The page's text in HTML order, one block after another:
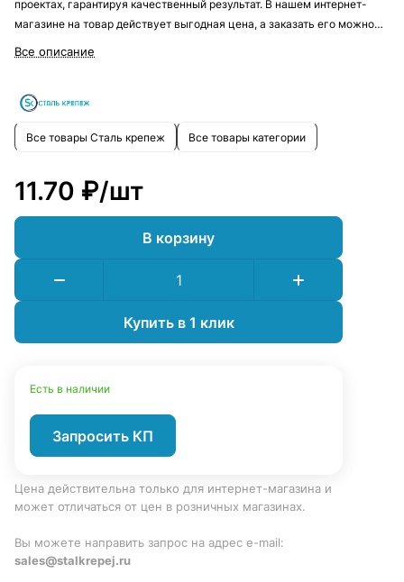
проектах, гарантируя качественный результат. В нашем интернет-
магазине на товар действует выгодная цена, а заказать его можно
быстро и безопасно.
Все описание
Все товары Сталь крепеж Все товары категории
11.70 ₽/шт
В корзину
Купить в 1 клик
Есть в наличии
Запросить КП
Цена действительна только для интернет-магазина и
может отличаться от цен в розничных магазинах.
Вы можете направить запрос на адрес e-mail:
sales@stalkrepej.ru